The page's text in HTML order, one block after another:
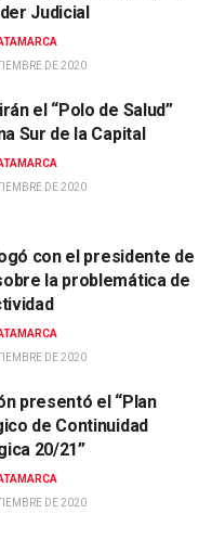
Judicial
DE 2020
el “Polo de Salud”
Sur de la Capital
DE 2020
con el presidente de
la problemática de
DE 2020
presentó el “Plan
de Continuidad
20/21”
DE 2020